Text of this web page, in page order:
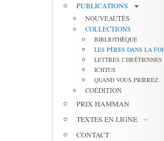
PUBLICATIONS
NOUVEAUTÉS
COLLECTIONS
BIBLIOTHÈQUE
LES PÈRES DANS LA FOI
LETTRES CHRÉTIENNES
ICHTUS
QUAND VOUS PRIEREZ
COÉDITION
PRIX HAMMAN
TEXTES EN LIGNE
CONTACT